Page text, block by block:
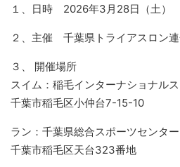
１、日時 2026年3月28日（土）
２、主催 千葉県トライアスロン
３、 開催場所
スイム：稲毛インターナショナル
千葉市稲毛区小仲台7-15-10
ラン：千葉県総合スポーツセンタ
千葉市稲毛区天台323番地